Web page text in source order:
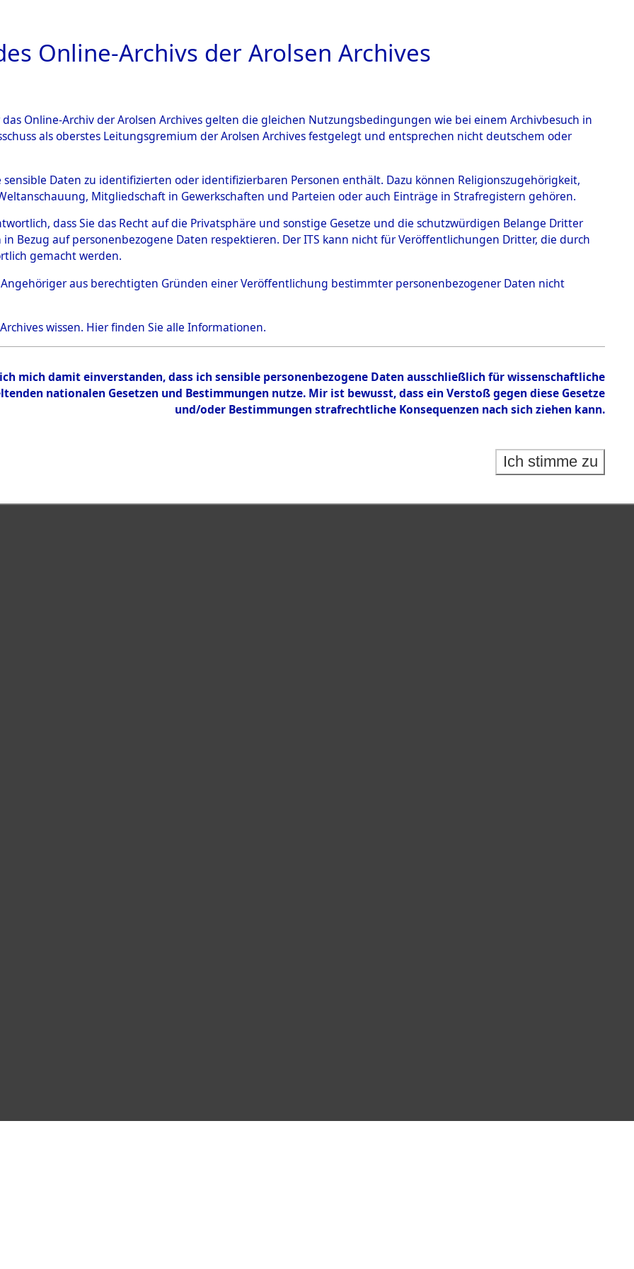
ARCHIVALE ÜBERSICHT BILD
→Kreis Alfeld→0011 (101100402)
0011 (101100402)
Übergeordnetes
Niedersachsen
Inhalt
Zur Übersicht
Online-Archivs der Arolsen Archives
Online-Archiv der Arolsen Archives gelten die gleichen Nutzungsbedingungen wie bei einem Archivbesuch in
als oberstes Leitungsgremium der Arolsen Archives festgelegt und entsprechen nicht deutschem oder
sensible Daten zu identifizierten oder identifizierbaren Personen enthält. Dazu können Religionszugehörigkeit,
Mitgliedschaft in Gewerkschaften und Parteien oder auch Einträge in Strafregistern gehören.
dass Sie das Recht auf die Privatsphäre und sonstige Gesetze und die schutzwürdigen Belange Dritter
Bezug auf personenbezogene Daten respektieren. Der ITS kann nicht für Veröffentlichungen Dritter, die durch
gemacht werden.
Angehöriger aus berechtigten Gründen einer Veröffentlichung bestimmter personenbezogener Daten nicht
wissen. Hierfinden Sie alle Informationen.
mich damit einverstanden, dass ich sensible personenbezogene Daten ausschließlich für wissenschaftliche
nationalen Gesetzen und Bestimmungen nutze. Mir ist bewusst, dass ein Verstoß gegen diese Gesetze
und/oder Bestimmungen strafrechtliche Konsequenzen nach sich ziehen kann.
Ich stimme zu